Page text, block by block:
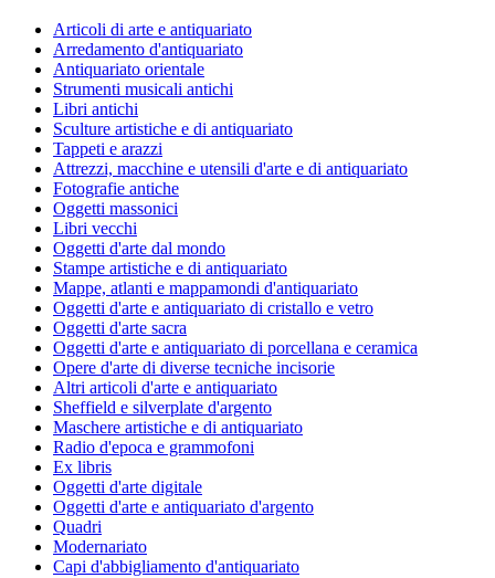
Articoli di arte e antiquariato
Arredamento d'antiquariato
Antiquariato orientale
Strumenti musicali antichi
Libri antichi
Sculture artistiche e di antiquariato
Tappeti e arazzi
Attrezzi, macchine e utensili d'arte e di antiquariato
Fotografie antiche
Oggetti massonici
Libri vecchi
Oggetti d'arte dal mondo
Stampe artistiche e di antiquariato
Mappe, atlanti e mappamondi d'antiquariato
Oggetti d'arte e antiquariato di cristallo e vetro
Oggetti d'arte sacra
Oggetti d'arte e antiquariato di porcellana e ceramica
Opere d'arte di diverse tecniche incisorie
Altri articoli d'arte e antiquariato
Sheffield e silverplate d'argento
Maschere artistiche e di antiquariato
Radio d'epoca e grammofoni
Ex libris
Oggetti d'arte digitale
Oggetti d'arte e antiquariato d'argento
Quadri
Modernariato
Capi d'abbigliamento d'antiquariato